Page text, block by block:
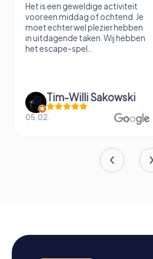
Het is een geweldige activiteit
voor een middag of ochtend. Je
moet echter wel plezier hebben
in uitdagende taken. Wij hebben
het escape-spel...
Tim-Willi Sakowski
05.02.